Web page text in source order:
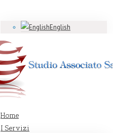
English
Home
I Servizi